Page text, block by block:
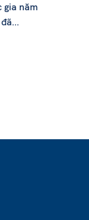
gia năm